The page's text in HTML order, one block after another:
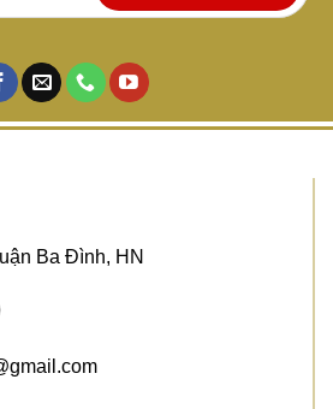
Ba Đình, HN